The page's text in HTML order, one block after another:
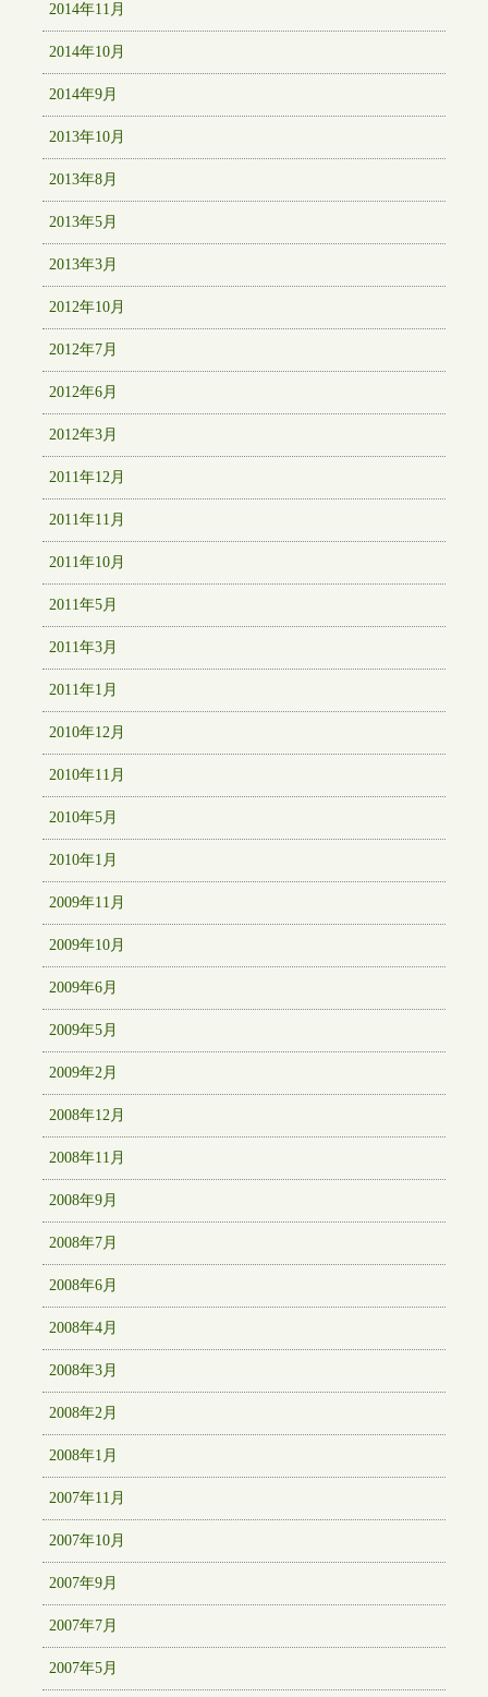
2014年11月
2014年10月
2014年9月
2013年10月
2013年8月
2013年5月
2013年3月
2012年10月
2012年7月
2012年6月
2012年3月
2011年12月
2011年11月
2011年10月
2011年5月
2011年3月
2011年1月
2010年12月
2010年11月
2010年5月
2010年1月
2009年11月
2009年10月
2009年6月
2009年5月
2009年2月
2008年12月
2008年11月
2008年9月
2008年7月
2008年6月
2008年4月
2008年3月
2008年2月
2008年1月
2007年11月
2007年10月
2007年9月
2007年7月
2007年5月